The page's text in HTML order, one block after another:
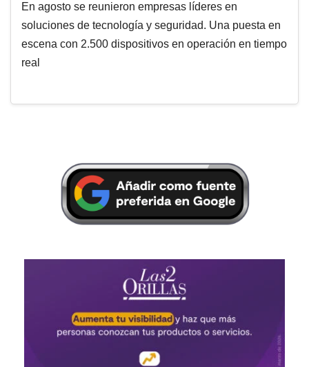
En agosto se reunieron empresas líderes en
soluciones de tecnología y seguridad. Una puesta en
escena con 2.500 dispositivos en operación en tiempo
real